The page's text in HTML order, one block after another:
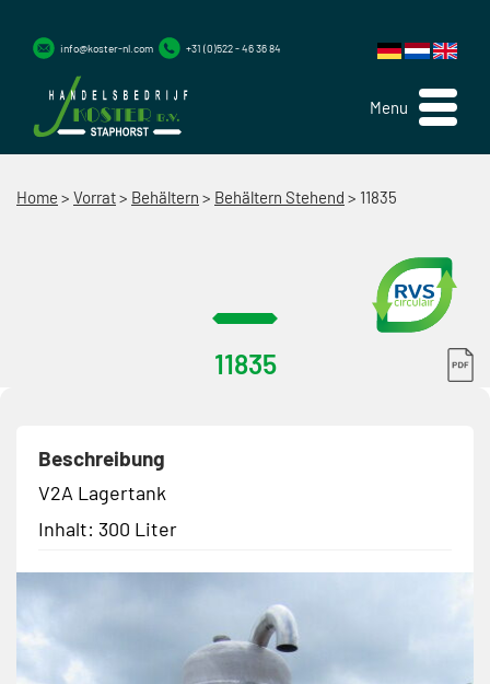
Menu
info@koster-nl.com +31 (0)522 - 46 36 84
Home > Vorrat> Behältern > Behältern Stehend > 11835
11835
Beschreibung
V2A Lagertank
Inhalt: 300 Liter